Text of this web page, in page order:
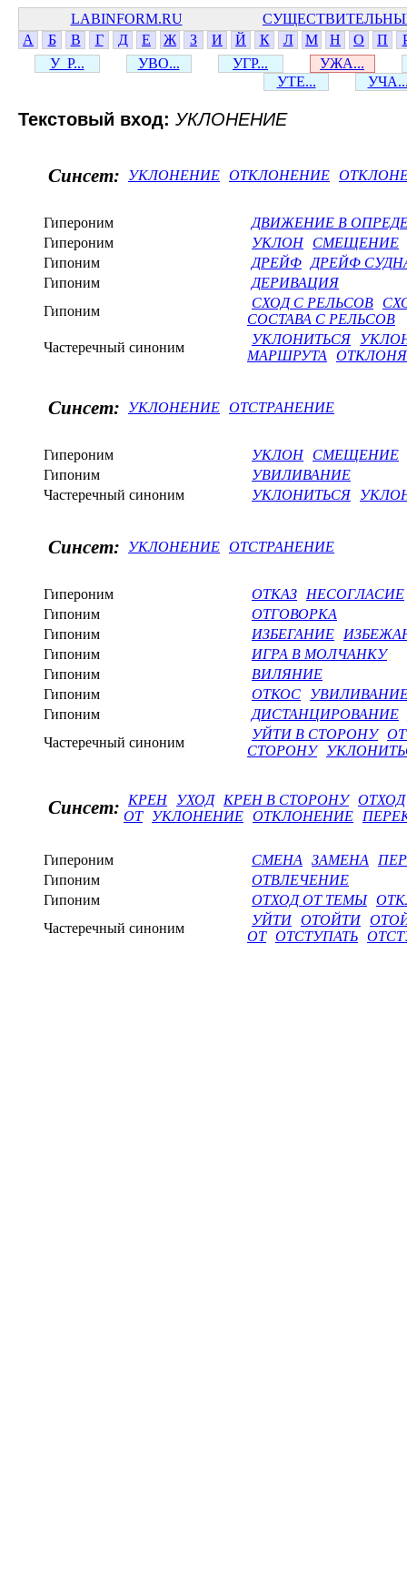
LABINFORM.RU
А
Б В Г Д Е Ж З И Й К Л М Н О П
У_Р...
УВО... УГР...
УЖА...
УТЕ...
Текстовый вход: УКЛОНЕНИЕ
Синсет: УКЛОНЕНИЕ ОТКЛОНЕНИЕ
Гипероним
ДВИЖЕНИЕ В
Гипероним
УКЛОН
СМЕЩЕНИЕ
Гипоним
ДРЕЙФ
ДРЕЙФ
Гипоним
ДЕРИВАЦИЯ
Гипоним
СХОД С РЕЛЬСОВ
СОСТАВА С РЕЛЬСОВ
Частеречный синоним
УКЛОНИТЬСЯ
МАРШРУТА
Синсет: УКЛОНЕНИЕ ОТСТРАНЕНИЕ
Гипероним УКЛОН
СМЕЩЕНИЕ
Гипоним
УВИЛИВАНИЕ
Частеречный синоним
УКЛОНИТЬСЯ
Синсет: УКЛОНЕНИЕ ОТСТРАНЕНИЕ
Гипероним ОТКАЗ
НЕСОГЛАСИЕ
Гипоним
ОТГОВОРКА
Гипоним
ИЗБЕГАНИЕ
Гипоним
ИГРА В МОЛЧАНКУ
Гипоним
ВИЛЯНИЕ
Гипоним
ОТКОС
Гипоним
ДИСТАНЦИРОВАНИЕ
Частеречный синоним
УЙТИ В СТОРОНУ
СТОРОНУ
Синсет: КРЕН УХОД КРЕН В СТОРОНУ ОТХОД
ОТ
УКЛОНЕНИЕ ОТКЛОНЕНИЕ
Гипероним СМЕНА ЗАМЕНА
Гипоним
ОТВЛЕЧЕНИЕ
Гипоним
ОТХОД ОТ ТЕМЫ
Частеречный синоним
УЙТИ ОТОЙТИ
ОТ ОТСТУПАТЬ